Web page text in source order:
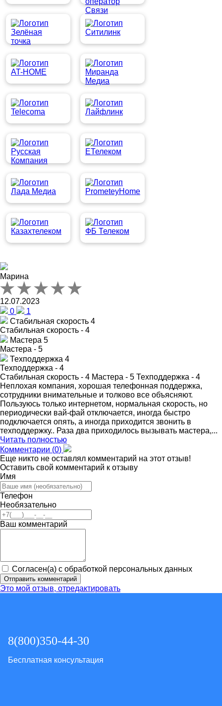
Марина
12.07.2023
0
1
Стабильная скорость 4
Стабильная скорость - 4
Мастера 5
Мастера - 5
Техподдержка 4
Техподдержка - 4
Стабильная скорость - 4 Мастера - 5 Техподдержка - 4
Неплохая компания, хорошая телефонная поддержка,
сотрудники внимательные и толково все объясняют.
Пользуюсь только интернетом, нормальная скорость, но
периодически вай-фай отключается, иногда быстро
подключается опять, а иногда приходится звонить в
техподдержку.. Раза два приходилось вызывать мастера,...
Читать полностью
Комментарии (0)
Еще никто не оставлял комментарий на этот отзыв!
Оставить свой комментарий к отзыву
Имя
Телефон
Необязательно
Ваш комментарий
Согласен(а) с обработкой персональных данных
Отправить комментарий
Это мой отзыв, отредактировать
8(800)350-44-30
Бесплатная консультация